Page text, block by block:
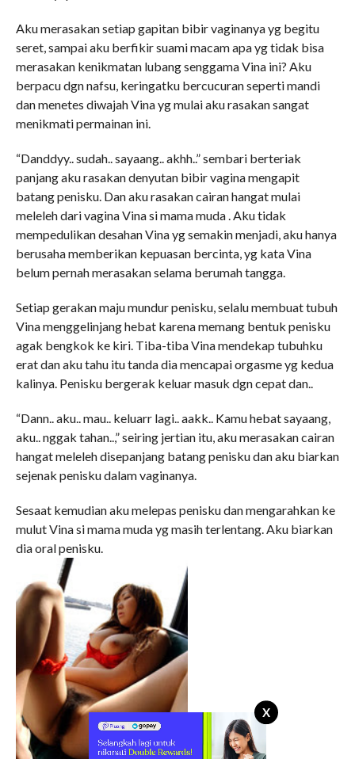
X
Aku merasakan setiap gapitan bibir vaginanya yg begitu
seret, sampai aku berfikir suami macam apa yg tidak bisa
merasakan kenikmatan lubang senggama Vina ini? Aku
berpacu dgn nafsu, keringatku bercucuran seperti mandi
dan menetes diwajah Vina yg mulai aku rasakan sangat
menikmati permainan ini.
“Danddyy.. sudah.. sayaang.. akhh..” sembari berteriak
panjang aku rasakan denyutan bibir vagina mengapit
batang penisku. Dan aku rasakan cairan hangat mulai
meleleh dari vagina Vina si mama muda . Aku tidak
mempedulikan desahan Vina yg semakin menjadi, aku hanya
berusaha memberikan kepuasan bercinta, yg kata Vina
belum pernah merasakan selama berumah tangga.
Setiap gerakan maju mundur penisku, selalu membuat tubuh
Vina menggelinjang hebat karena memang bentuk penisku
agak bengkok ke kiri. Tiba-tiba Vina mendekap tubuhku
erat dan aku tahu itu tanda dia mencapai orgasme yg kedua
kalinya. Penisku bergerak keluar masuk dgn cepat dan..
“Dann.. aku.. mau.. keluarr lagi.. aakk.. Kamu hebat sayaang,
aku.. nggak tahan..,” seiring jertian itu, aku merasakan cairan
hangat meleleh disepanjang batang penisku dan aku biarkan
sejenak penisku dalam vaginanya.
Sesaat kemudian aku melepas penisku dan mengarahkan ke
mulut Vina si mama muda yg masih terlentang. Aku biarkan
dia oral penisku.